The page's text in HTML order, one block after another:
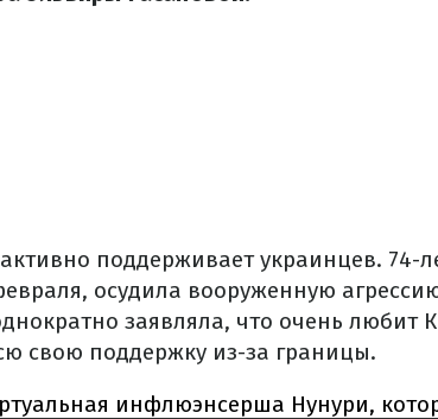
поддерживает украинцев. 74-
осудила вооруженную
заявляла, что очень любит
свою поддержку из-за границы.
инфлюэнсерша Нунури,